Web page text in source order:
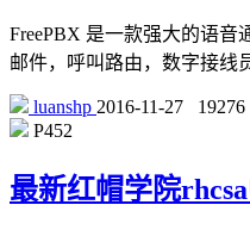
FreePBX 是一款强大的语
邮件，呼叫路由，数字接线
luanshp 2016-11-27 19276
P452
最新红帽学院